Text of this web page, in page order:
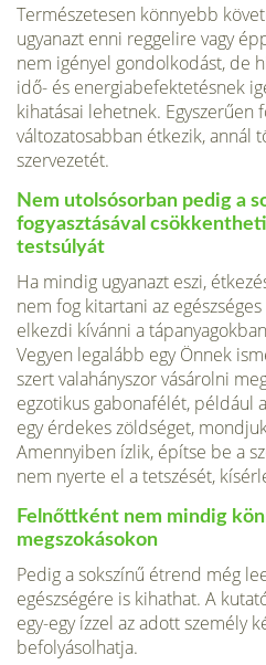
Természetesen könnyebb
ugyanazt enni reg­gelire vagy
nem igényel gondolkodást, de
idő- és energiabefektetésnek
kihatásai lehetnek. Egyszerűen
változatosabban étkezik, annál
szervezetét.
Nem utolsósorban pedig a
fogyasztásával
testsúlyát
Ha mindig ugyanazt eszi,
nem fog kitartani az
elkezdi kívánni a
Vegyen legalább egy Önnek
szert valahányszor vásárolni
egzotikus gabonafélét, például
egy érdekes zöldséget,
Amennyiben ízlik, építse be a
nem nyerte el a tetszését,
Felnőttként nem mindig
megszokásokon
Pedig a sok­színű étrend még
egészségére is kihathat. A
egy-egy ízzel az adott személy
befolyásolhatja.